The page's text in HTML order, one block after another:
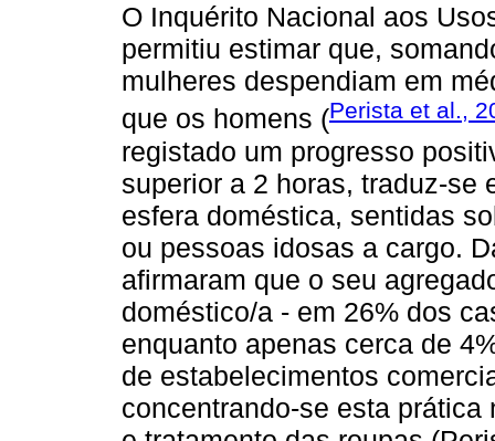
O Inquérito Nacional aos
permitiu estimar que,
mulheres despendiam em
que os homens (Perista et al.,
registado um progresso
superior a 2 horas, traduz-se
esfera doméstica, sentidas
ou pessoas idosas a cargo.
afirmaram que o seu
doméstico/a - em 26% dos
enquanto apenas cerca de
de estabelecimentos
concentrando-se esta